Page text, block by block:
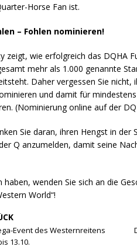
Horse Fan ist.
– Fohlen nominieren!
zeigt, wie erfolgreich das DQHA
mehr als 1.000 genannte
Daher vergessen Sie nicht,
und damit für
(Nominierung online auf der
Sie daran, ihren Hengst in
Q anzumelden, damit seine
haben, wenden Sie sich an die
World“!
Event des Westernreitens
13.10.